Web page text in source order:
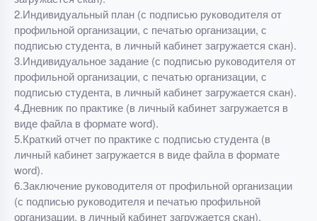
2.Индивидуальный план (с подписью руководителя от
профильной организации, с печатью организации, с
подписью студента, в личный кабинет загружается скан).
3.Индивидуальное задание (с подписью руководителя от
профильной организации, с печатью организации, с
подписью студента, в личный кабинет загружается скан).
4.Дневник по практике (в личный кабинет загружается в
виде файла в формате word).
5.Краткий отчет по практике с подписью студента (в
личный кабинет загружается в виде файла в формате
word).
6.Заключение руководителя от профильной организации
(с подписью руководителя и печатью профильной
организации, в личный кабинет загружается скан).